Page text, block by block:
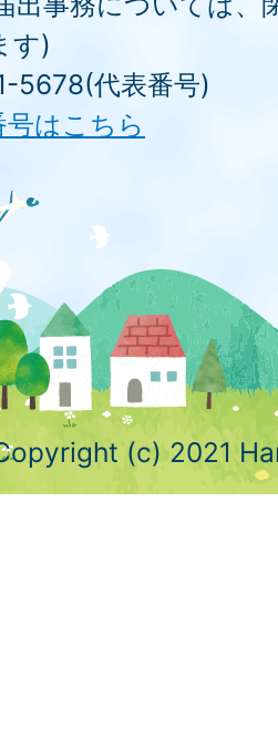
す)
5678(代表番号)
はこちら
(c) 2021